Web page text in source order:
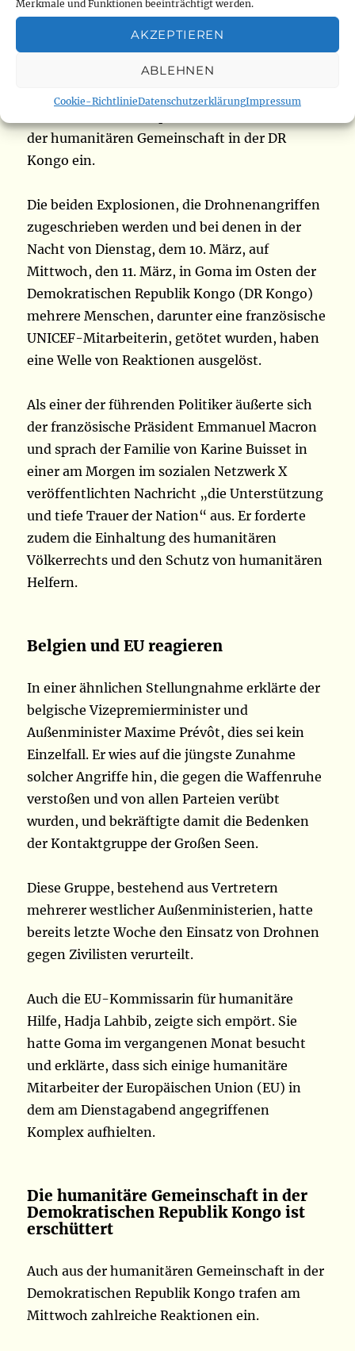
Merkmale und Funktionen beeinträchtigt werden.
AKZEPTIEREN
ABLEHNEN
Cookie-RichtlinieDatenschutzerklärungImpressum
Nur wenige Stunden nach dem Tod mehrerer
Menschen – darunter eines französischen
Helfers – bei einem Drohnenangriff in Goma
trafen am Mittwoch, den 11. März, zahlreiche
der humanitären Gemeinschaft in der DR
Kongo ein.
Die beiden Explosionen, die Drohnenangriffen
zugeschrieben werden und bei denen in der
Nacht von Dienstag, dem 10. März, auf
Mittwoch, den 11. März, in Goma im Osten der
Demokratischen Republik Kongo (DR Kongo)
mehrere Menschen, darunter eine französische
UNICEF-Mitarbeiterin, getötet wurden, haben
eine Welle von Reaktionen ausgelöst.
Als einer der führenden Politiker äußerte sich
der französische Präsident Emmanuel Macron
und sprach der Familie von Karine Buisset in
einer am Morgen im sozialen Netzwerk X
veröffentlichten Nachricht „die Unterstützung
und tiefe Trauer der Nation“ aus. Er forderte
zudem die Einhaltung des humanitären
Völkerrechts und den Schutz von humanitären
Helfern.
Belgien und EU reagieren
In einer ähnlichen Stellungnahme erklärte der
belgische Vizepremierminister und
Außenminister Maxime Prévôt, dies sei kein
Einzelfall. Er wies auf die jüngste Zunahme
solcher Angriffe hin, die gegen die Waffenruhe
verstoßen und von allen Parteien verübt
wurden, und bekräftigte damit die Bedenken
der Kontaktgruppe der Großen Seen.
Diese Gruppe, bestehend aus Vertretern
mehrerer westlicher Außenministerien, hatte
bereits letzte Woche den Einsatz von Drohnen
gegen Zivilisten verurteilt.
Auch die EU-Kommissarin für humanitäre
Hilfe, Hadja Lahbib, zeigte sich empört. Sie
hatte Goma im vergangenen Monat besucht
und erklärte, dass sich einige humanitäre
Mitarbeiter der Europäischen Union (EU) in
dem am Dienstagabend angegriffenen
Komplex aufhielten.
Die humanitäre Gemeinschaft in der
Demokratischen Republik Kongo ist
erschüttert
Auch aus der humanitären Gemeinschaft in der
Demokratischen Republik Kongo trafen am
Mittwoch zahlreiche Reaktionen ein.